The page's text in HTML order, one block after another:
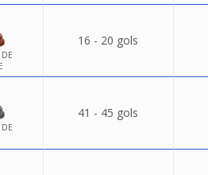
16 - 20 gols
41 - 45 gols